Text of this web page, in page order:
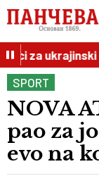
za ukrajinski
SPORT
NOVA
pao za
evo na